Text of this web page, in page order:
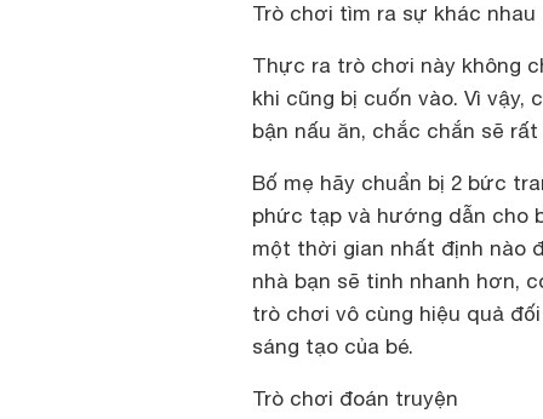
Trò chơi tìm ra sự khác
Thực ra trò chơi này không
khi cũng bị cuốn vào. Vì
bận nấu ăn, chắc chắn sẽ rất
Bố mẹ hãy chuẩn bị 2 bức
phức tạp và hướng dẫn cho
một thời gian nhất định nào
nhà bạn sẽ tinh nhanh hơn,
trò chơi vô cùng hiệu quả
sáng tạo của bé.
Trò chơi đoán truyện